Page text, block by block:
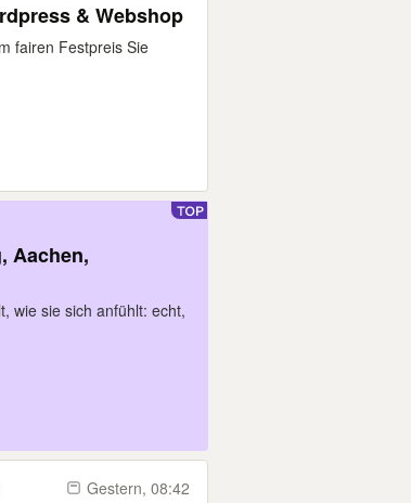
& Webshop
fairen Festpreis Sie
Aachen,
wie sie sich anfühlt: echt,
Gestern, 08:42